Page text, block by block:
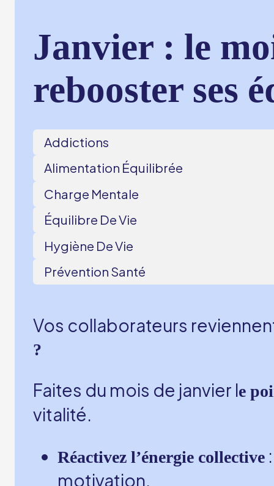
Janvier : le
rebooster ses
Addictions
Alimentation Équilibrée
Charge Mentale
Équilibre De Vie
Hygiène De Vie
Prévention Santé
Vos collaborateurs
?
Faites du mois de janvier le
vitalité.
Réactivez l’énergie collective
motivation.